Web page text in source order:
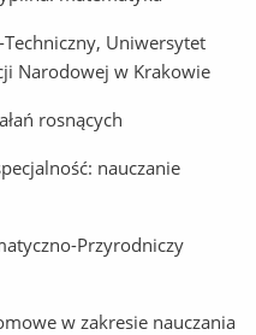
Uniwersytet
Narodowej w Krakowie
rosnących
nauczanie
Przyrodniczy
w zakresie nauczania